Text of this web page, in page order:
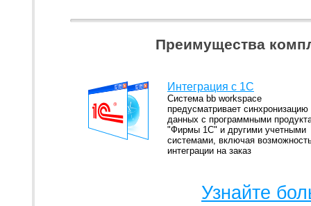
Преимущества
Интеграция с 1С
Система bb workspace
предусматривает синхронизацию
данных с программными
"Фирмы 1С" и другими учетными
системами, включая
интеграции на заказ
Узнайте